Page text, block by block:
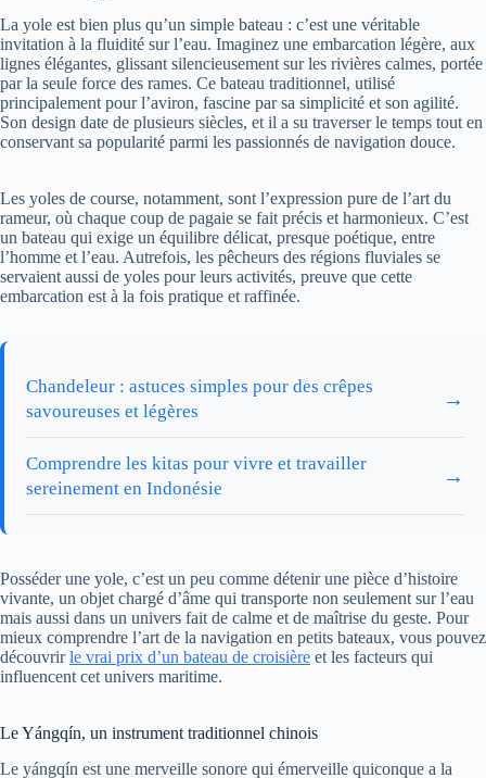
La yole est bien plus qu’un simple bateau : c’est une véritable
invitation à la fluidité sur l’eau. Imaginez une embarcation légère, aux
lignes élégantes, glissant silencieusement sur les rivières calmes, portée
par la seule force des rames. Ce bateau traditionnel, utilisé
principalement pour l’aviron, fascine par sa simplicité et son agilité.
Son design date de plusieurs siècles, et il a su traverser le temps tout en
conservant sa popularité parmi les passionnés de navigation douce.
Les yoles de course, notamment, sont l’expression pure de l’art du
rameur, où chaque coup de pagaie se fait précis et harmonieux. C’est
un bateau qui exige un équilibre délicat, presque poétique, entre
l’homme et l’eau. Autrefois, les pêcheurs des régions fluviales se
servaient aussi de yoles pour leurs activités, preuve que cette
embarcation est à la fois pratique et raffinée.
Chandeleur : astuces simples pour des crêpes
savoureuses et légères
→
Comprendre les kitas pour vivre et travailler
sereinement en Indonésie
→
Posséder une yole, c’est un peu comme détenir une pièce d’histoire
vivante, un objet chargé d’âme qui transporte non seulement sur l’eau
mais aussi dans un univers fait de calme et de maîtrise du geste. Pour
mieux comprendre l’art de la navigation en petits bateaux, vous pouvez
découvrirle vrai prix d’un bateau de croisière et les facteurs qui
influencent cet univers maritime.
Le Yángqín, un instrument traditionnel chinois
Le yángqín est une merveille sonore qui émerveille quiconque a la